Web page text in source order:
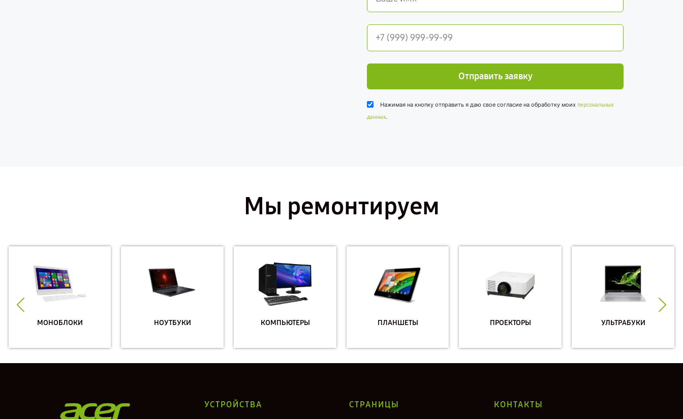
Отправить заявку
Нажимая на кнопку отправить я даю свое согласие на обработку моих персональных
данных.
Мы ремонтируем
МОНОБЛОКИ НОУТБУКИ КОМПЬЮТЕРЫ ПЛАНШЕТЫ ПРОЕКТОРЫ УЛЬТРАБУКИ
УСТРОЙСТВА СТРАНИЦЫ КОНТАКТЫ